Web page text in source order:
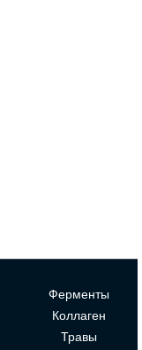
Ферменты
Коллаген
Травы